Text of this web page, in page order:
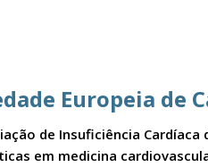
Europeia de
de Insuficiência Cardíaca
em medicina